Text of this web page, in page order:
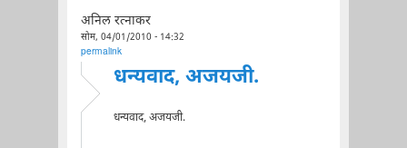
अनिल रत्नाकर
सोम, 04/01/2010 - 14:32
permalink
धन्यवाद, अजयजी.
धन्यवाद, अजयजी.